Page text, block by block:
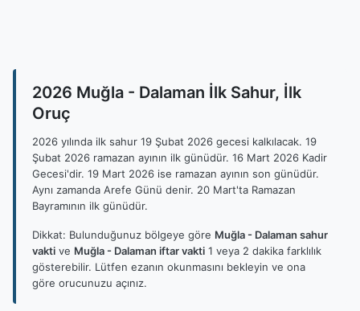
2026 Muğla - Dalaman İlk Sahur, İlk
Oruç
2026 yılında ilk sahur 19 Şubat 2026 gecesi kalkılacak. 19
Şubat 2026 ramazan ayının ilk günüdür. 16 Mart 2026 Kadir
Gecesi'dir. 19 Mart 2026 ise ramazan ayının son günüdür.
Aynı zamanda Arefe Günü denir. 20 Mart'ta Ramazan
Bayramının ilk günüdür.
Dikkat: Bulunduğunuz bölgeye göre Muğla - Dalaman sahur
vakti ve Muğla - Dalaman iftar vakti 1 veya 2 dakika farklılık
gösterebilir. Lütfen ezanın okunmasını bekleyin ve ona
göre orucunuzu açınız.